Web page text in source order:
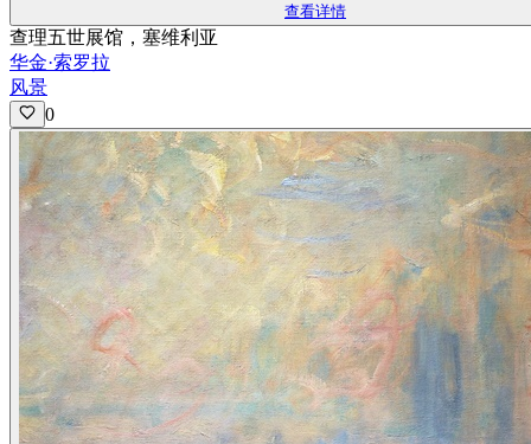
查看详情
查理五世展馆，塞维利亚
华金·索罗拉
风景
0